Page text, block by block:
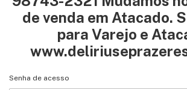
de venda em Atacado.
para Varejo e
Senha de acesso